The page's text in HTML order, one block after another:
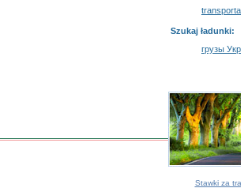
Szukaj ładunki:
грузы
Stawki za